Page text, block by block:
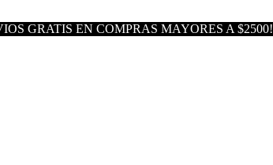
GRATIS EN COMPRAS MAYORES A $2500!